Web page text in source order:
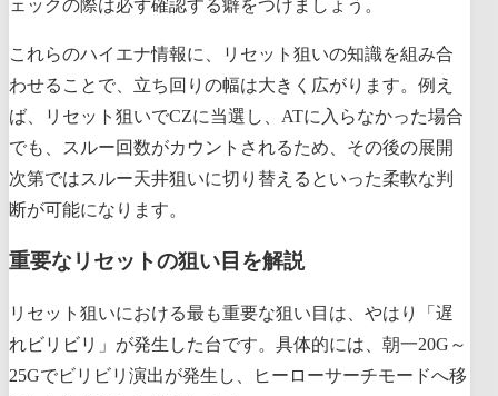
ェックの際は必ず確認する癖をつけましょう。
これらのハイエナ情報に、リセット狙いの知識を組み合
わせることで、立ち回りの幅は大きく広がります。例え
ば、リセット狙いでCZに当選し、ATに入らなかった場合
でも、スルー回数がカウントされるため、その後の展開
次第ではスルー天井狙いに切り替えるといった柔軟な判
断が可能になります。
重要なリセットの狙い目を解説
リセット狙いにおける最も重要な狙い目は、やはり「遅
れビリビリ」が発生した台です。具体的には、朝一20G～
25Gでビリビリ演出が発生し、ヒーローサーチモードへ移